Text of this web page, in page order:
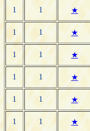
1 1 ★
1 1 ★
1 1 ★
1 1 ★
1 1 ★
1 1 ★